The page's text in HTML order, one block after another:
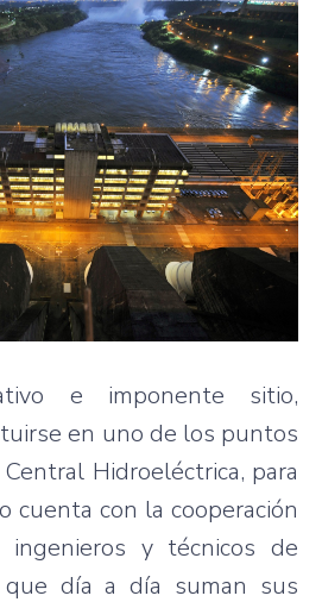
e imponente sitio,
en uno de los puntos
Hidroeléctrica, para
cuenta con la cooperación
ingenieros y técnicos de
que día a día suman sus